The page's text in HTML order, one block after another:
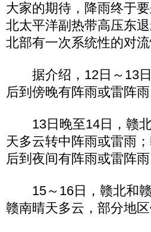
大家的期待，降雨终于
北太平洋副热带高压东
北部有一次系统性的对
据介绍，12日～13日
后到傍晚有阵雨或雷阵雨
13日晚至14日，赣北
天多云转中阵雨或雷雨
后到夜间有阵雨或雷阵雨
15～16日，赣北和赣
赣南晴天多云，部分地